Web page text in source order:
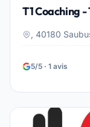
T1 Coaching
, 40180
5/5 · 1 avis